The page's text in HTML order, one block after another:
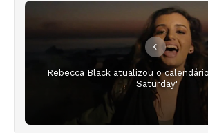
Rebecca Black atualizou o
'Saturday'